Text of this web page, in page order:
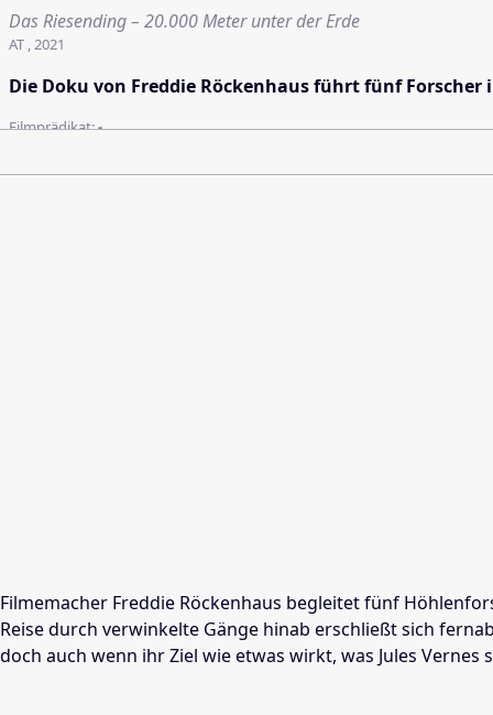
Das Riesending – 20.000 Meter unter der Erde
AT , 2021
Die Doku von Freddie Röckenhaus führt fünf
Filmprädikat:-
Filmemacher Freddie Röckenhaus begleitet fünf
Reise durch verwinkelte Gänge hinab erschließt sich
doch auch wenn ihr Ziel wie etwas wirkt, was Jules